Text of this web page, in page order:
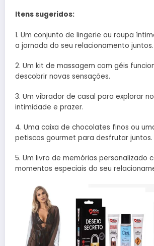
Itens sugeridos:
1. Um conjunto de lingerie ou roupa
a jornada do seu relacionamento juntos.
2. Um kit de massagem com géis
descobrir novas sensações.
3. Um vibrador de casal para explorar
intimidade e prazer.
4. Uma caixa de chocolates finos ou
petiscos gourmet para desfrutar juntos.
5. Um livro de memórias personalizado
momentos especiais do seu